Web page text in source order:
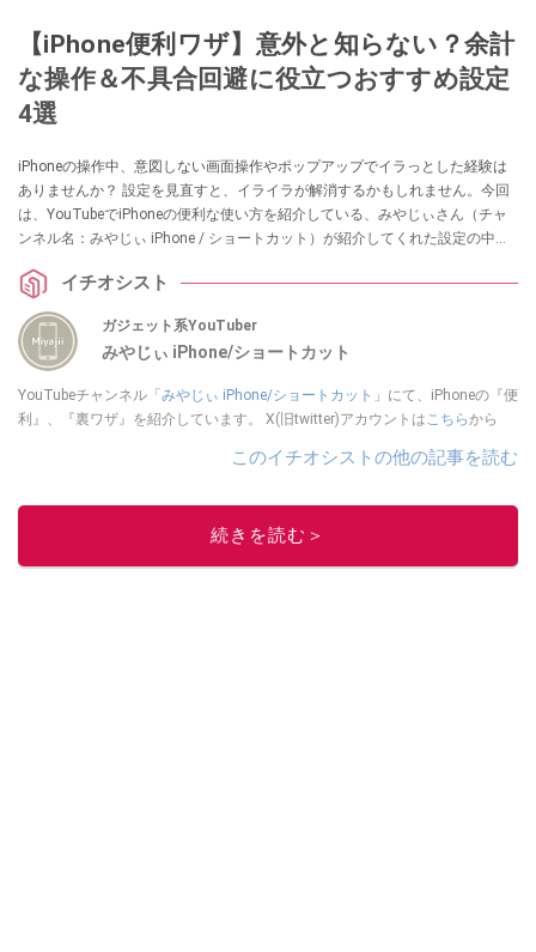
【iPhone便利ワザ】意外と知らない？余計
な操作＆不具合回避に役立つおすすめ設定
4選
iPhoneの操作中、意図しない画面操作やポップアップでイラっとした経験は
ありませんか？ 設定を見直すと、イライラが解消するかもしれません。今回
は、YouTubeでiPhoneの便利な使い方を紹介している、みやじぃさん（チャ
ンネル名：みやじぃ iPhone / ショートカット）が紹介してくれた設定の中か
わせてチェックしてみてください。
イチオシスト
ガジェット系YouTuber
みやじぃ iPhone/ショートカット
YouTubeチャンネル「みやじぃ iPhone/ショートカット 」にて、iPhoneの『便
利』、『裏ワザ』を紹介しています。 X(旧twitter)アカウントはこちらから
このイチオシストの他の記事を読む
続きを読む＞